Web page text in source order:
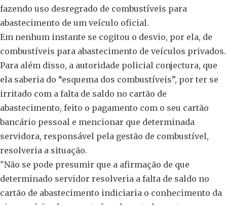
fazendo uso desregrado de combustíveis para
abastecimento de um veículo oficial.
Em nenhum instante se cogitou o desvio, por ela, de
combustíveis para abastecimento de veículos privados.
Para além disso, a autoridade policial conjectura, que
ela saberia do “esquema dos combustíveis”, por ter se
irritado com a falta de saldo no cartão de
abastecimento, feito o pagamento com o seu cartão
bancário pessoal e mencionar que determinada
servidora, responsável pela gestão de combustível,
resolveria a situação.
"Não se pode presumir que a afirmação de que
determinado servidor resolveria a falta de saldo no
cartão de abastecimento indiciaria o conhecimento da